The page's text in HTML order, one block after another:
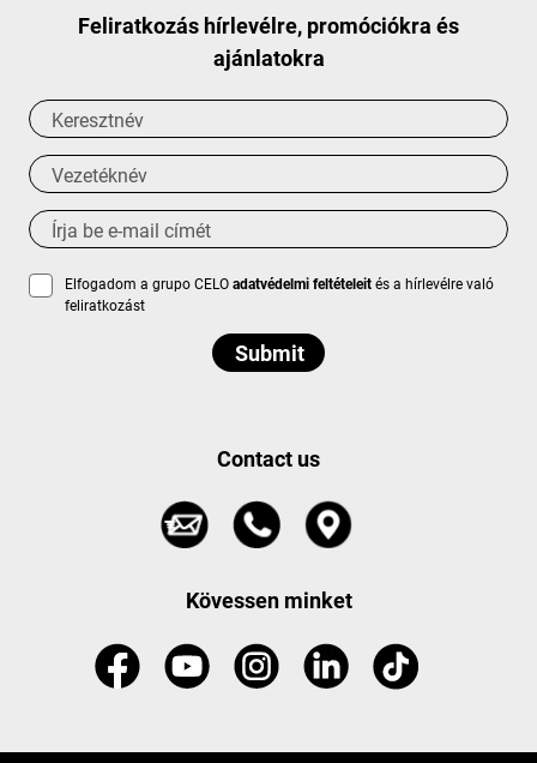
Feliratkozás hírlevélre, promóciókra és
ajánlatokra
Elfogadom a grupo CELOadatvédelmi feltételeit és a hírlevélre való
feliratkozást
Contact us
Kövessen minket